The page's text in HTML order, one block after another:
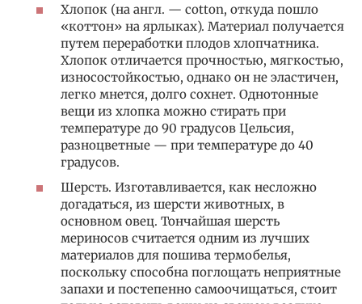
Хлопок (на англ. — cotton, откуда пошло
«коттон» на ярлыках). Материал получается
путем переработки плодов хлопчатника.
Хлопок отличается прочностью, мягкостью,
износостойкостью, однако он не эластичен,
легко мнется, долго сохнет. Однотонные
вещи из хлопка можно стирать при
температуре до 90 градусов Цельсия,
разноцветные — при температуре до 40
градусов.
Шерсть. Изготавливается, как несложно
догадаться, из шерсти животных, в
основном овец. Тончайшая шерсть
мериносов считается одним из лучших
материалов для пошива термобелья,
поскольку способна поглощать неприятные
запахи и постепенно самоочищаться, стоит